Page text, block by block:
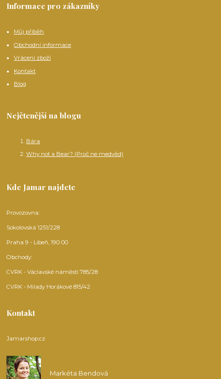
Informace pro zákazníky
Můj příběh
Obchodní informace
Vrácení zboží
Kontakt
Blog
Nejčtenější na blogu
Bára
Why not a Bear? (Proč ne medvěd)
Kde Jamar najdete
Provozovna:
Sokolovská 1251/228
Praha 9 - Libeň, 190 00
Obchody:
CVRK - Václavské náměstí 785/28
CVRK - Milady Horákové 815/42
Kontakt
Jamarshop.cz
Markéta Bendová